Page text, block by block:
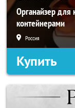
Органайзер для
контейнерами
Россия
Купить